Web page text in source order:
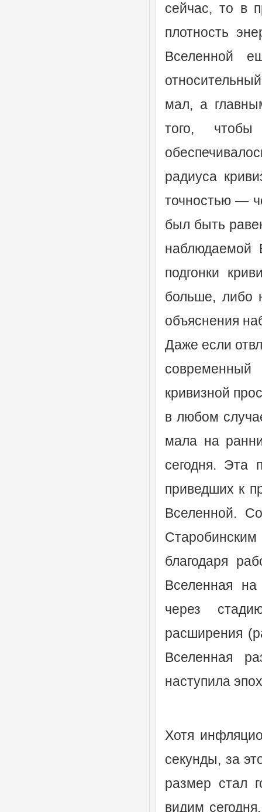
сейчас, то в
плотность
Вселенной
мал, а
того,
радиуса
точностью —
был быть
наблюдаемой
подгонки
больше, либо
объяснения
Даже если
кривизной
в любом
мала на
сегодня. Эта
приведших к
Вселенной.
благодаря
Вселенная
через
расширения
Вселенная
наступила
Хотя
секунды, за
размер стал
видим